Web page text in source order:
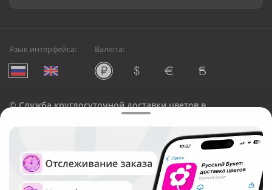
Язык интерфейса: Валюта:
©Служба круглосуточной доставки цветов в
Русский Букет, 2026
Общество с ограниченной ответственностью «Технология»
ОГРН: 1195476081745, ИНН: 5410081997
Юридический адрес: г. Новосибирск, ул. Ипподромская,
д.42, оф. 3